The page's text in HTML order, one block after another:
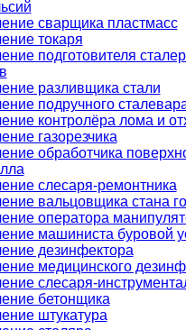
сварщика пластмасс
токаря
подготовителя
разливщика стали
подручного
контролёра лома и
газорезчика
обработчика
слесаря-ремонтника
вальцовщика стана
оператора
машиниста буровой
дезинфектора
медицинского
слесаря-
бетонщика
штукатура